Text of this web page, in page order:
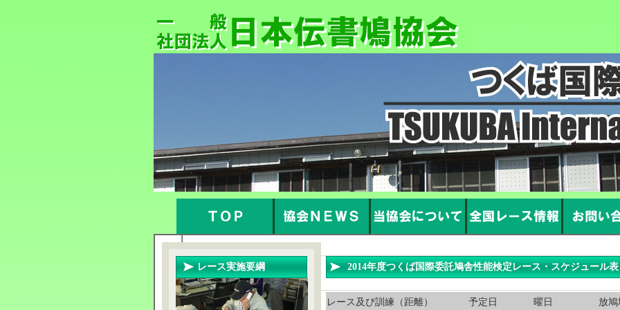
2014年度つくば国際委託鳩舎性能検定レース・スケジュール表
レース及び訓練（距離） 予定日 曜日 放鳩
レース実施要綱